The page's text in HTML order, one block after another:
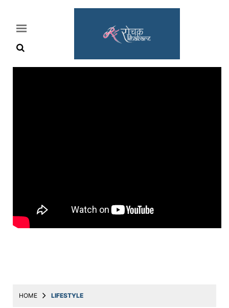
&
मराठी
HOME LIFESTYLE